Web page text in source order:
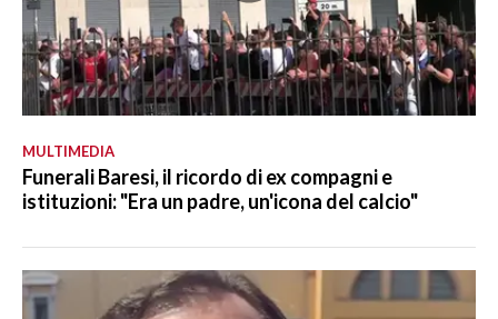
MULTIMEDIA
Funerali Baresi, il ricordo di ex compagni e
istituzioni: "Era un padre, un'icona del calcio"